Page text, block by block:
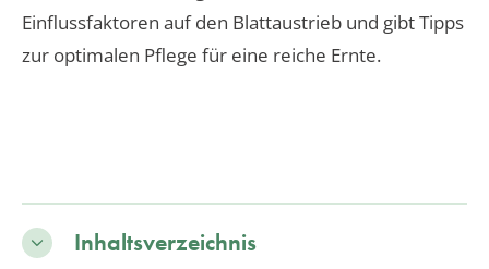
Einflussfaktoren auf den Blattaustrieb und gibt Tipps
zur optimalen Pflege für eine reiche Ernte.
Inhaltsverzeichnis